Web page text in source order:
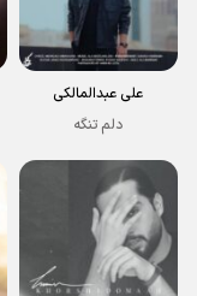
علی عبدالمالکی
دلم تنگه